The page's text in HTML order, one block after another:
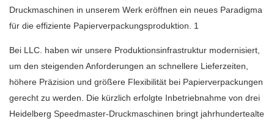
Bei LLC. haben wir unsere Produktionsinfrastruktur modernisiert,
um den steigenden Anforderungen an schnellere Lieferzeiten,
höhere Präzision und größere Flexibilität bei Papierverpackungen
gerecht zu werden. Die kürzlich erfolgte Inbetriebnahme von drei
Heidelberg Speedmaster-Druckmaschinen bringt jahrhundertealte